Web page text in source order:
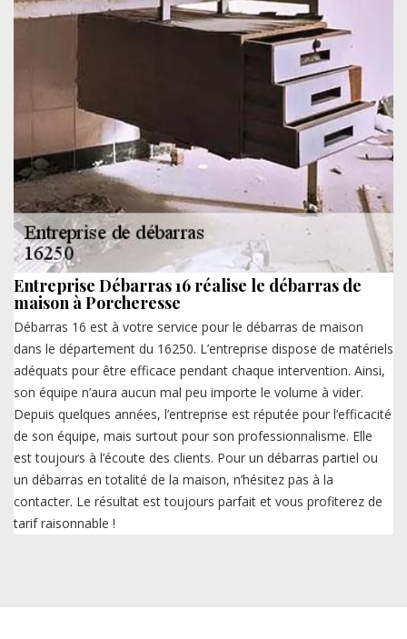
Entreprise Débarras 16 réalise le débarras de
maison à Porcheresse
Débarras 16 est à votre service pour le débarras de maison
dans le département du 16250. L’entreprise dispose de matériels
adéquats pour être efficace pendant chaque intervention. Ainsi,
son équipe n’aura aucun mal peu importe le volume à vider.
Depuis quelques années, l’entreprise est réputée pour l’efficacité
de son équipe, mais surtout pour son professionnalisme. Elle
est toujours à l’écoute des clients. Pour un débarras partiel ou
un débarras en totalité de la maison, n’hésitez pas à la
contacter. Le résultat est toujours parfait et vous profiterez de
tarif raisonnable !